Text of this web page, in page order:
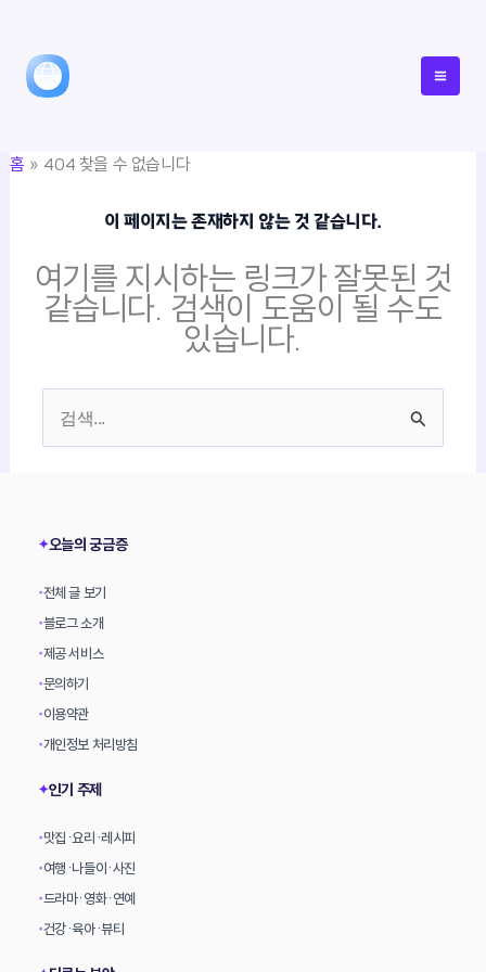
너홈 404 찾을 수 없습니다
이 페이지는 존재하지 않는 것 같습니다.
여기를 지시하는 링크가 잘못된 것
같습니다. 검색이 도움이 될 수도
있습니다.
✦오늘의 궁금증
•전체 글 보기
•블로그 소개
•제공 서비스
•문의하기
•이용약관
•개인정보 처리방침
✦인기 주제
•맛집·요리·레시피
•여행·나들이·사진
•드라마·영화·연예
•건강·육아·뷰티